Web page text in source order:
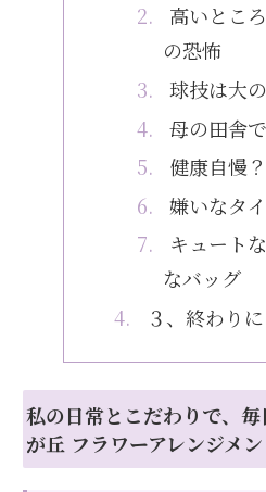
高いとこ
の恐怖
球技は大
母の田舎
健康自慢？
嫌いなタ
キュート
なバッグ
３、終わりに
私の日常とこだわりで、
が丘 フラワーアレンジメ